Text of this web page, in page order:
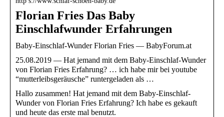
Florian Fries Das Baby
Einschlafwunder Erfahrungen
Baby-Einschlaf-Wunder Florian Fries — BabyForum.at
25.08.2019 — Hat jemand mit dem Baby-Einschlaf-Wunder
von Florian Fries Erfahrung? … ich habe mir bei youtube
“mutterleibsgeräusche” runtergeladen als …
Hallo zusammen! Hat jemand mit dem Baby-Einschlaf-
Wunder von Florian Fries Erfahrung? Ich habe es gekauft
und heute das erste mal benutzt.